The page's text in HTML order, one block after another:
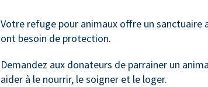
Votre refuge pour animaux offre un sanctuaire
ont besoin de protection.
Demandez aux donateurs de parrainer un
aider à le nourrir, le soigner et le loger.